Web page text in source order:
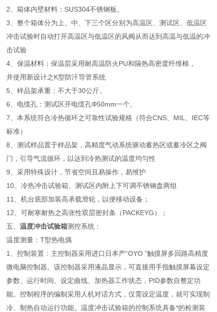
2、箱体内壁材料：SUS304不锈钢板。
3、整个箱体分为上、中、下三个区分别为高温区、测试区、低温区
冲击试验时自动打开高温区与低温区的风阀从而达到高温与低温的冲
击试验
4、保温材料：保温层采用耐高温防火PU和隔热高密度纤维棉，
并使用新设计之K型防汗导管系统
5、样品架承重：不大于30公斤。
6、电缆孔：测试区开电缆孔Φ50mm一个。
7、本系统符合冷热循环之可靠性试验规格（符合CNS、MIL、IEC等
标准）
8、测试样品置于样品架，高精度气动系统驱动蓄热区或蓄冷区之阀
门，引导气流循环，以达到冷热测试的温度均匀性
9、采用特殊设计，节省空间且易操作，易维护
10、冷热冲击试验箱、测试区内附上下可调不锈钢盘两组
11、机台底部加装高承载滑轮，以便移动设备；
12、可耐寒耐热之高张性双层密封条（PACKEYG）；
五、温度冲击试验箱测控系统：
温度测量：T型热电偶
1、控制装置：主控制器采用进口日本产“OYO ”触摸屏多回路高精度
微电脑控制器。该控制器采用液晶显示，可直接用手指触摸屏幕设定
参数、运行时间、设定曲线、加热器工作状态，PID参数自整定功
能。控制程序的编制采用人机对话方式，仅需设定温度，就可实现制
冷、制热自动运行功能。温度冲击试验箱的控制系统具备*的检测装